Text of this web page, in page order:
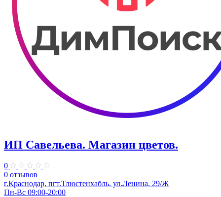
ИП Савельева. Магазин цветов.
0
0 отзывов
г.Краснодар, пгт.Тлюстенхабль, ул.Ленина, 29/Ж
Пн-Вс 09:00-20:00